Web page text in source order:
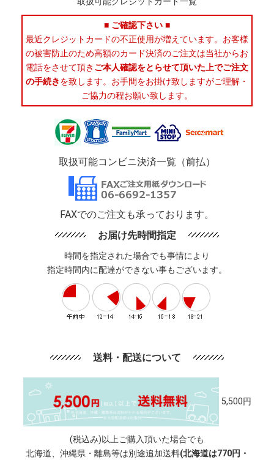
■ ご確認下さい ■
最近クレジットカードの不正使用が増えています。お客様
の被害防止のため高額のカード決済のご注文は当社からお
電話をさせて頂き ご本人確認をとらせて頂いた上でご注文
の手続きを致します。お手間をお掛け致しますがご理解・
ご協力の程お願い致します。
取扱可能コンビニ決済一覧（前払）
FAXでのご注文も承っております。
お届け先時間指定
時間を指定された場合でも事情により
指定時間内に配達ができない事もございます。
送料・配送について
5,500円
(税込み)以上ご購入頂いた場合でも
北海道、沖縄県・離島等は別途追加送料(北海道は770円・